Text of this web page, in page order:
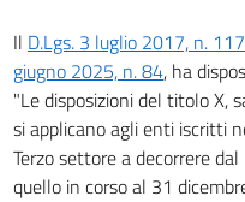
Il D.Lgs. 3 luglio 2017, n. 117
giugno 2025, n. 84, ha
"Le disposizioni del titolo X,
si applicano agli enti iscritti
Terzo settore a decorrere
quello in corso al 31